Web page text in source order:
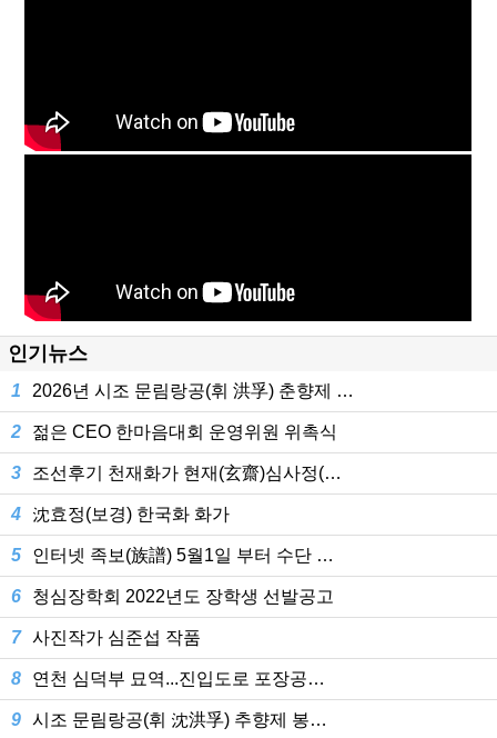
인기뉴스
1 2026년 시조 문림랑공(휘 洪孚) 춘향제 …
2 젊은 CEO 한마음대회 운영위원 위촉식
3 조선후기 천재화가 현재(玄齋)심사정(…
4 沈효정(보경) 한국화 화가
5 인터넷 족보(族譜) 5월1일 부터 수단 …
6 청심장학회 2022년도 장학생 선발공고
7 사진작가 심준섭 작품
8 연천 심덕부 묘역...진입도로 포장공…
9 시조 문림랑공(휘 沈洪孚) 추향제 봉…